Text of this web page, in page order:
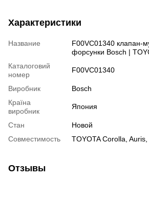
Характеристики
Название
F00VC01340 клапан-
форсунки Bosch |
Каталоговий
номер
F00VC01340
Виробник
Bosch
Країна
виробник
Япония
Стан
Новой
Совместимость
TOYOTA Corolla,
Отзывы